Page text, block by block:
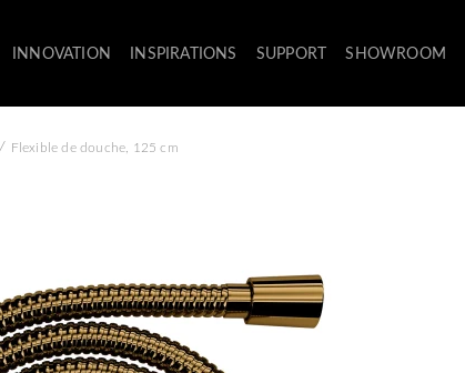
INNOVATION INSPIRATIONS SUPPORT SHOWROOM
/ Flexible de douche, 125 cm